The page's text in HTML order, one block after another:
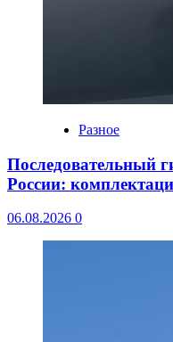
Разное
Последовательный
России:
06.08.2026 0